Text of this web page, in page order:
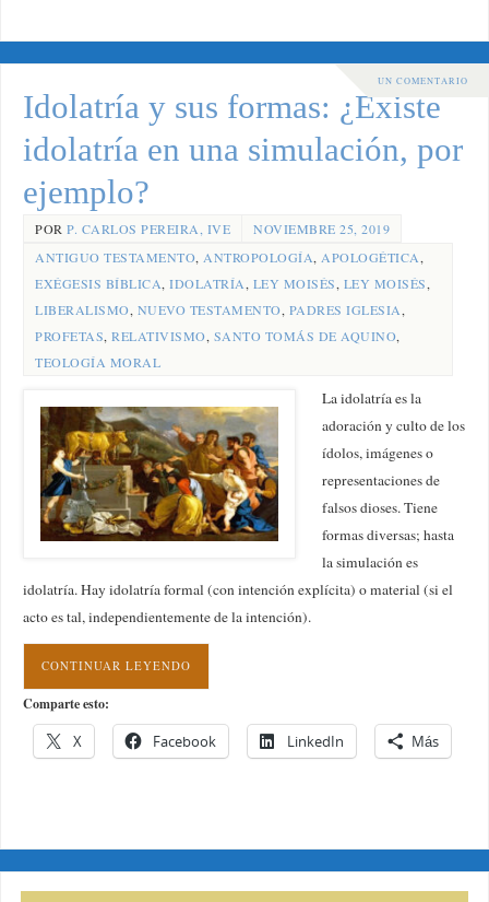
UN COMENTARIO
Idolatría y sus formas: ¿Existe
idolatría en una simulación, por
ejemplo?
PORP. CARLOS PEREIRA, IVE
NOVIEMBRE 25, 2019
ANTIGUO TESTAMENTO, ANTROPOLOGÍA, APOLOGÉTICA,
EXÉGESIS BÍBLICA,IDOLATRÍA, LEY MOISÉS, LEY MOISÉS,
LIBERALISMO, NUEVO TESTAMENTO, PADRES IGLESIA,
PROFETAS,RELATIVISMO, SANTO TOMÁS DE AQUINO,
TEOLOGÍA MORAL
La idolatría es la
adoración y culto de los
ídolos, imágenes o
representaciones de
falsos dioses. Tiene
formas diversas; hasta
la simulación es
idolatría. Hay idolatría formal (con intención explícita) o material (si el
acto es tal, independientemente de la intención).
CONTINUAR LEYENDO
Comparte esto:
X Facebook LinkedIn Más